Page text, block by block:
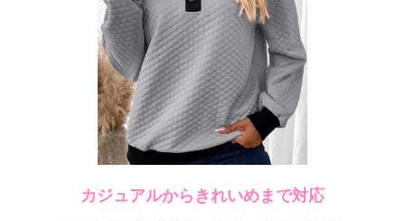
カジュアルからきれいめまで対応